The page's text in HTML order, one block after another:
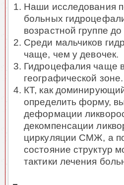
Наши исследования
больных
возрастной группе до
Среди мальчиков
чаще, чем у девочек.
Гидроцефалия чаще
географической зоне.
КТ, как
определить форму,
деформации
декомпенсации
циркуляции СМЖ, а
состояние структур
тактики лечения